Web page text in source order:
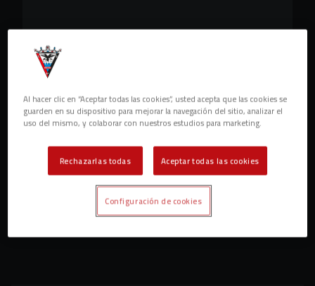
Al hacer clic en “Aceptar todas las cookies”, usted acepta que las cookies se
guarden en su dispositivo para mejorar la navegación del sitio, analizar el
uso del mismo, y colaborar con nuestros estudios para marketing.
Rechazarlas todas Aceptar todas las cookies
Configuración de cookies